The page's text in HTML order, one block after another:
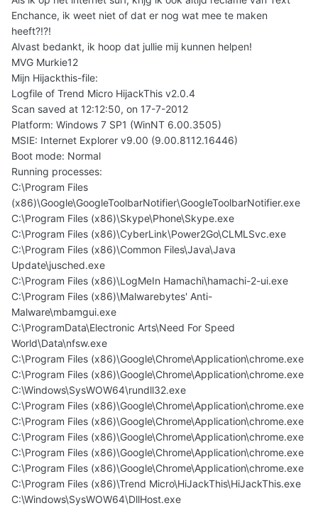
Enchance, ik weet niet of dat er nog wat mee te maken
heeft?!?!
Alvast bedankt, ik hoop dat jullie mij kunnen helpen!
MVG Murkie12
Mijn Hijackthis-file:
Logfile of Trend Micro HijackThis v2.0.4
Scan saved at 12:12:50, on 17-7-2012
Platform: Windows 7 SP1 (WinNT 6.00.3505)
MSIE: Internet Explorer v9.00 (9.00.8112.16446)
Boot mode: Normal
Running processes:
C:\Program Files
(x86)\Google\GoogleToolbarNotifier\GoogleToolbarNotifier.exe
C:\Program Files (x86)\Skype\Phone\Skype.exe
C:\Program Files (x86)\CyberLink\Power2Go\CLMLSvc.exe
C:\Program Files (x86)\Common Files\Java\Java
Update\jusched.exe
C:\Program Files (x86)\LogMeIn Hamachi\hamachi-2-ui.exe
C:\Program Files (x86)\Malwarebytes' Anti-
Malware\mbamgui.exe
C:\ProgramData\Electronic Arts\Need For Speed
World\Data\nfsw.exe
C:\Program Files (x86)\Google\Chrome\Application\chrome.exe
C:\Program Files (x86)\Google\Chrome\Application\chrome.exe
C:\Windows\SysWOW64\rundll32.exe
C:\Program Files (x86)\Google\Chrome\Application\chrome.exe
C:\Program Files (x86)\Google\Chrome\Application\chrome.exe
C:\Program Files (x86)\Google\Chrome\Application\chrome.exe
C:\Program Files (x86)\Google\Chrome\Application\chrome.exe
C:\Program Files (x86)\Google\Chrome\Application\chrome.exe
C:\Program Files (x86)\Trend Micro\HiJackThis\HiJackThis.exe
C:\Windows\SysWOW64\DllHost.exe